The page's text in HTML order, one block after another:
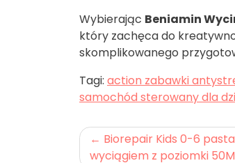
Wybierając Beniamin
który zachęca do
skomplikowanego
Tagi: action zabawki
samochód sterowany dla
Nawigacja
Biorepair Kids 0-6
wyciągiem z poziomki